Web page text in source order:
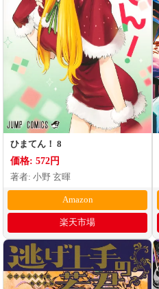
ひまてん！ 8
価格: 572円
著者: 小野 玄暉
Amazon
楽天市場